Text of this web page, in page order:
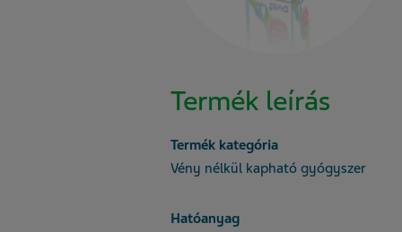
Termék leírás
Termék kategória
Vény nélkül kapható gyógyszer
Hatóanyag